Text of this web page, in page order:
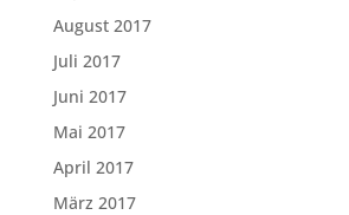
August 2017
Juli 2017
Juni 2017
Mai 2017
April 2017
März 2017